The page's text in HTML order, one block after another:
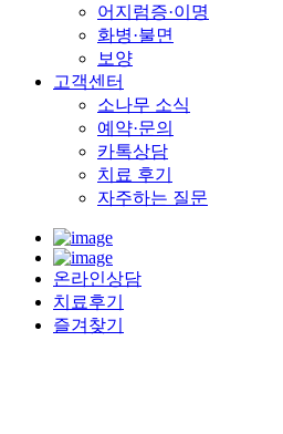
어지럼증·이명
화병·불면
보양
고객센터
소나무 소식
예약·문의
카톡상담
치료 후기
자주하는 질문
온라인상담
치료후기
즐겨찾기